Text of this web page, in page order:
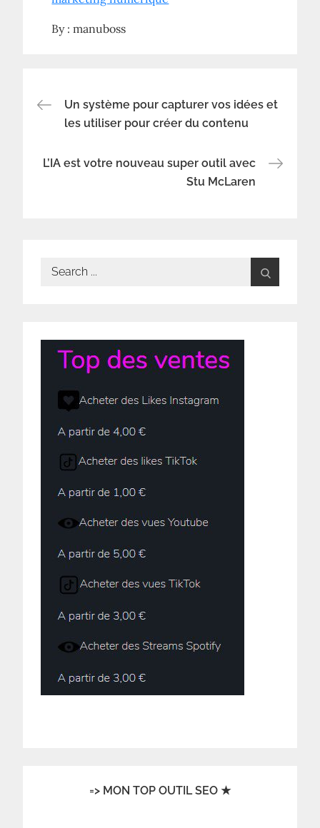
By :manuboss
Navigation
de
Un système pour capturer vos idées et
les utiliser pour créer du contenu
L’IA est votre nouveau super outil avec
Stu McLaren
Search
=> MON TOP OUTIL SEO ★